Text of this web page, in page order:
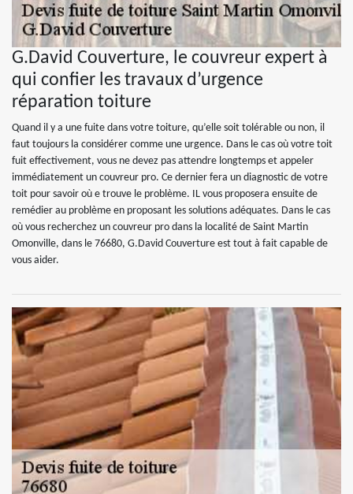
G.David Couverture, le couvreur expert à
qui confier les travaux d’urgence
réparation toiture
Quand il y a une fuite dans votre toiture, qu’elle soit tolérable ou non, il
faut toujours la considérer comme une urgence. Dans le cas où votre toit
fuit effectivement, vous ne devez pas attendre longtemps et appeler
immédiatement un couvreur pro. Ce dernier fera un diagnostic de votre
toit pour savoir où e trouve le problème. IL vous proposera ensuite de
remédier au problème en proposant les solutions adéquates. Dans le cas
où vous recherchez un couvreur pro dans la localité de Saint Martin
Omonville, dans le 76680, G.David Couverture est tout à fait capable de
vous aider.